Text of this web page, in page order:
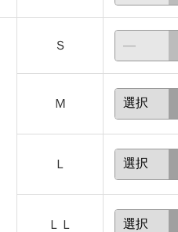
Ｓ
Ｍ
Ｌ
ＬＬ